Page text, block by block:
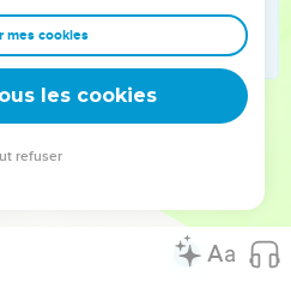
sèmera et on récoltera. Il fera
mauvaise saison, il y aura la
nuit. Ce sera toujours ainsi. »
avec autorisation. Pour vous procurer
mes cookies
les cookies
refuser